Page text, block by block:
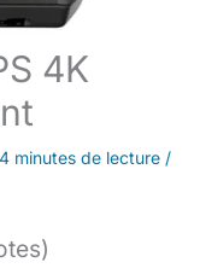
4K
4 minutes de lecture /